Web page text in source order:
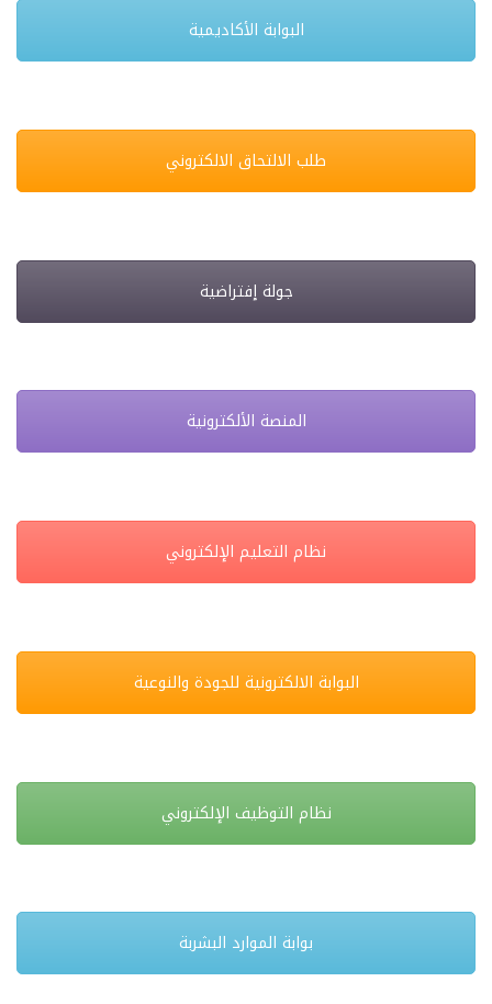
البوابة الأكاديمية
طلب الالتحاق الالكتروني
جولة إفتراضية
المنصة الألكترونية
نظام التعليم الإلكتروني
البوابة الالكترونية للجودة والنوعية
نظام التوظيف الإلكتروني
بوابة الموارد البشربة